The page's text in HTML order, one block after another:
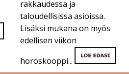
rakkaudessa ja
taloudellisissa asioissa.
Lisäksi mukana on myös
edellisen viikon
horoskooppi...